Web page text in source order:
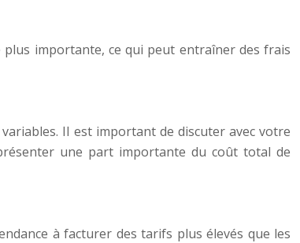
plus importante, ce qui peut entraîner des frais
Il est important de discuter avec votre
une part importante du coût total de
à facturer des tarifs plus élevés que les